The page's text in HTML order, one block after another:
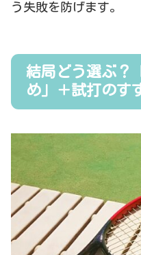
う失敗を防げます。
結局どう選ぶ？
め」＋試打のす